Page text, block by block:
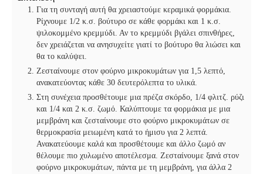
Για τη συνταγή αυτή θα χρειαστούμε κεραμικά φορμάκια.
Ρίχνουμε 1/2 κ.σ. βούτυρο σε κάθε φορμάκι και 1 κ.σ.
ψιλοκομμένο κρεμμύδι. Αν το κρεμμύδι βγάλει σπινθήρες,
δεν χρειάζεται να ανησυχείτε γιατί το βούτυρο θα λιώσει και
θα το καλύψει.
Ζεσταίνουμε στον φούρνο μικροκυμάτων για 1,5 λεπτό,
ανακατεύοντας κάθε 30 δευτερόλεπτα το υλικά.
Στη συνέχεια προσθέτουμε μια πρέζα σκόρδο, 1/4 φλιτζ. ρύζι
και 1/4 και 2 κ.σ. ζωμό. Καλύπτουμε τα φορμάκια με μια
μεμβράνη και ζεσταίνουμε στο φούρνο μικροκυμάτων σε
θερμοκρασία μειωμένη κατά το ήμισυ για 2 λεπτά.
Ανακατεύουμε καλά και προσθέτουμε και άλλο ζωμό αν
θέλουμε πιο χυλωμένο αποτέλεσμα. Ζεσταίνουμε ξανά στον
φούρνο μικροκυμάτων, πάντα με τη μεμβράνη, για άλλα 2